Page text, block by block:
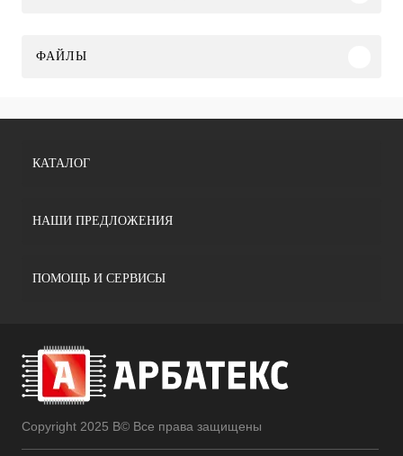
ФАЙЛЫ
КАТАЛОГ
НАШИ ПРЕДЛОЖЕНИЯ
ПОМОЩЬ И СЕРВИСЫ
Copyright 2025 В© Все права защищены